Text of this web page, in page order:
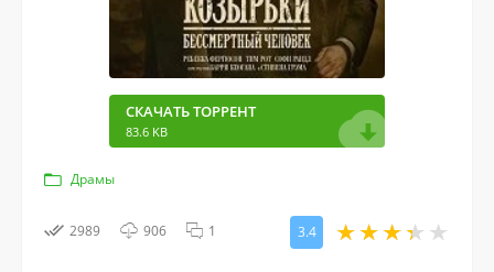
СКАЧАТЬ ТОРРЕНТ
83.6 KB
Драмы
2989 906 1 3.4